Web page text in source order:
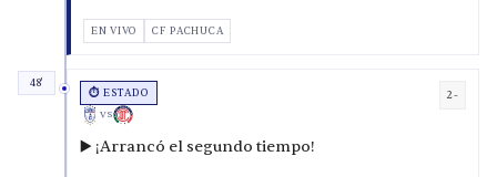
EN VIVO CF PACHUCA
48'
⏱️ ESTADO
VS
2-
▶️ ¡Arrancó el segundo tiempo!